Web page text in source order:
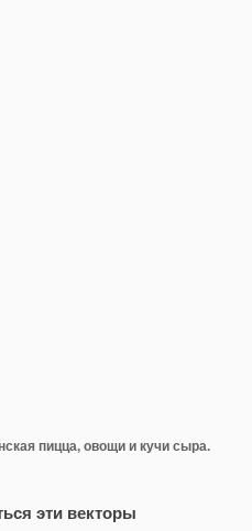
пицца, овощи и кучи сыра.
эти векторы